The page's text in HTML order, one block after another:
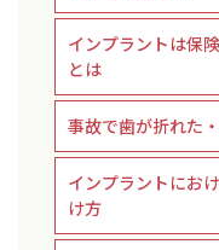
インプラントは保
とは
事故で歯が折れた
インプラントにお
け方